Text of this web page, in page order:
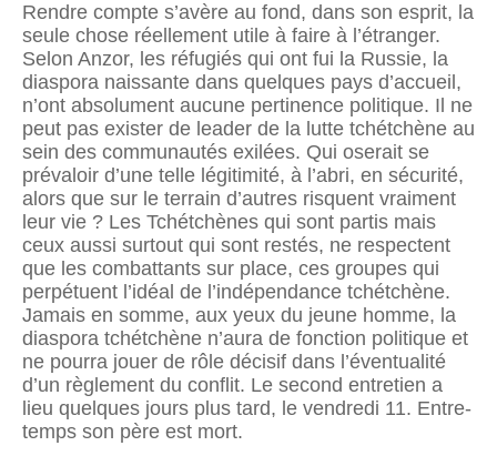
Rendre compte s’avère au fond, dans son esprit, la
seule chose réellement utile à faire à l’étranger.
Selon Anzor, les réfugiés qui ont fui la Russie, la
diaspora naissante dans quelques pays d’accueil,
n’ont absolument aucune pertinence politique. Il ne
peut pas exister de leader de la lutte tchétchène au
sein des communautés exilées. Qui oserait se
prévaloir d’une telle légitimité, à l’abri, en sécurité,
alors que sur le terrain d’autres risquent vraiment
leur vie ? Les Tchétchènes qui sont partis mais
ceux aussi surtout qui sont restés, ne respectent
que les combattants sur place, ces groupes qui
perpétuent l’idéal de l’indépendance tchétchène.
Jamais en somme, aux yeux du jeune homme, la
diaspora tchétchène n’aura de fonction politique et
ne pourra jouer de rôle décisif dans l’éventualité
d’un règlement du conflit. Le second entretien a
lieu quelques jours plus tard, le vendredi 11. Entre-
temps son père est mort.